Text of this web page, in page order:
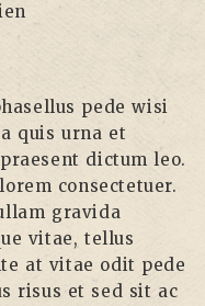
pede wisi
quis urna et
dictum leo.
consectetuer.
gravida
vitae, tellus
at vitae odit pede
risus et sed sit ac